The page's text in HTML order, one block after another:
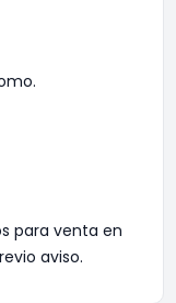
para venta en
aviso.